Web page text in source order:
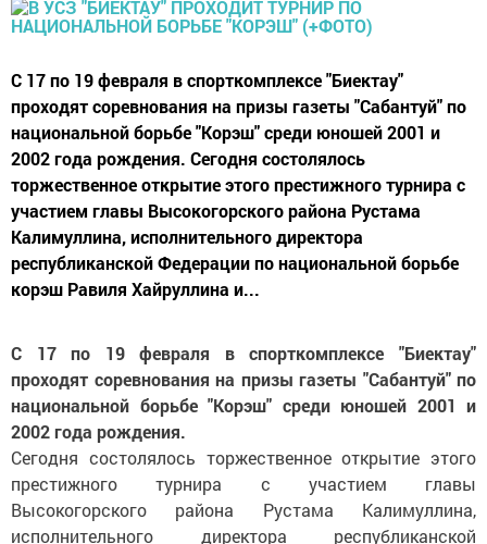
С 17 по 19 февраля в спорткомплексе "Биектау"
проходят соревнования на призы газеты "Сабантуй" по
национальной борьбе "Корэш" среди юношей 2001 и
2002 года рождения. Сегодня состолялось
торжественное открытие этого престижного турнира с
участием главы Высокогорского района Рустама
Калимуллина, исполнительного директора
республиканской Федерации по национальной борьбе
корэш Равиля Хайруллина и...
С 17 по 19 февраля в спорткомплексе "Биектау"
проходят соревнования на призы газеты "Сабантуй" по
национальной борьбе "Корэш" среди юношей 2001 и
2002 года рождения.
Сегодня состолялось торжественное открытие этого
престижного турнира с участием главы
Высокогорского района Рустама Калимуллина,
исполнительного директора республиканской